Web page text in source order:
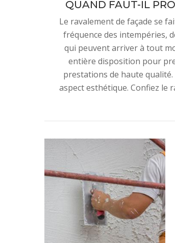
QUAND FAUT-IL
Le ravalement de façade se
fréquence des intempéries,
qui peuvent arriver à tout
entière disposition pour
prestations de haute
aspect esthétique. Confiez le